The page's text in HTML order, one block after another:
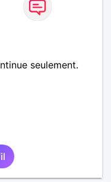
seulement.